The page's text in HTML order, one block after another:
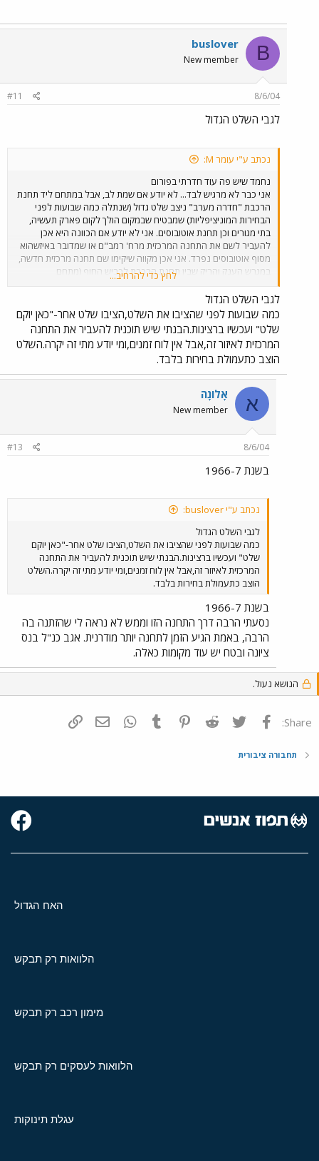
שכמו שאמרת אכן נראית כמו במדינת עולם שלישית, שלא לדבר
תופת). העירייה יכולה למכור את השטח עליו נמצאת התחנה הנוכחית
(שטח יקר במרכז העיר) ולנצל את הכסף לבניית התחנה החדשה. את
יתר המימון יכולות לספק אגד ונתיב אקספרס. מה שכן, אני לא תולה
שום אמון בראש העיר הנוכחי שייקדם משהו בנושא, שכן הוא כידוע
B
buslover
New member
8/6/04
#11
לגבי השלט הגדול
נכתב ע"י עומר M:
נחמד שיש פה עוד חדרתי בפורום
אני כבר לא מרגיש לבד... לא יודע אם שמת לב, אבל במתחם ליד תחנת
הרכבת "חדרה מערב" ניצב שלט גדול (שנתלה כמה שבועות לפני
הבחירות המוניציפליות) שמבטיח שבמקום הולך לקום פארק תעשיה,
בתי מגורים וכן תחנת אוטובוסים. אני לא יודע אם הכוונה היא אכן
להעביר לשם את התחנה המרכזית מרח' רמב"ם או שמדובר באיזשהוא
מסוף אוטובוסים נפרד. אני אכן מקווה שיקימו שם תחנה מרכזית חדשה,
במגרש הענק והריק שבין תחנת הרכבת לכביש החוף (מתחם
"אגרובנק"), שכן מבחינת המיקום הוא הרבה יותר מתאים לתחנה
המרכזיים באיזור), שלא לדבר על המצב של התחנה המרכזית הקיימת
שכמו שאמרת אכן נראית כמו במדינת עולם שלישית, שלא לדבר
שמבחינה בטחונית המקום פתוח ופרוץ לגמרי (וכבר היו שם 2 פיגועי
תופת). העירייה יכולה למכור את השטח עליו נמצאת התחנה הנוכחית
(שטח יקר במרכז העיר) ולנצל את הכסף לבניית התחנה החדשה. את
יתר המימון יכולות לספק אגד ונתיב אקספרס. מה שכן, אני לא תולה
שום אמון בראש העיר הנוכחי שייקדם משהו בנושא, שכן הוא כידוע
עסוק בדברים אחרים...
לחץ כדי להרחיב...
לגבי השלט הגדול
כמה שבועות לפני שהציבו את השלט,הציבו שלט אחר-"כאן יוקם
שלט" ועכשיו ברצינות.הבנתי שיש תוכנית להעביר את התחנה
המרכזית לאיזור זה,אבל אין לוח זמנים,ומי יודע מתי זה יקרה.השלט
הוצב כתעמולת בחירות בלבד.
א אָלוֹנָה
New member
8/6/04
#13
בשנת 1966-7
נכתב ע"י buslover:
לגבי השלט הגדול
כמה שבועות לפני שהציבו את השלט,הציבו שלט אחר-"כאן יוקם
שלט" ועכשיו ברצינות.הבנתי שיש תוכנית להעביר את התחנה
המרכזית לאיזור זה,אבל אין לוח זמנים,ומי יודע מתי זה יקרה.השלט
הוצב כתעמולת בחירות בלבד.
בשנת 1966-7
נסעתי הרבה דרך התחנה הזו וממש לא נראה לי שהזתנה בה
הרבה, באמת הגיע הזמן לתחנה יותר מודרנית. אגב כנ"ל בנס
ציונה ובטח יש עוד מקומות כאלה.
הנושא נעול.
Share: פייסבוק Twitter
Reddit
Pinterest
Tumblr
WhatsAppדואר אלקטרוני
תחבורה ציבורית
האח הגדול
הלוואות רק תבקש
מימון רכב רק תבקש
הלוואות לעסקים רק תבקש
עגלת תינוקות